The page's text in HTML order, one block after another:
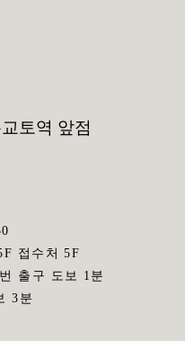
교토역 앞점
접수처 5F
출구 도보 1분
3분